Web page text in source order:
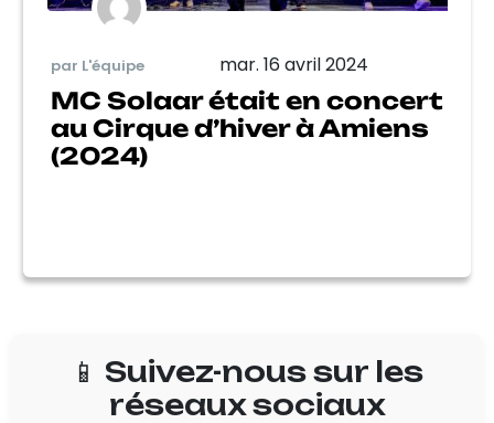
par L'équipe mar. 16 avril 2024
MC Solaar était en concert
au Cirque d’hiver à Amiens
(2024)
📱 Suivez-nous sur les
réseaux sociaux